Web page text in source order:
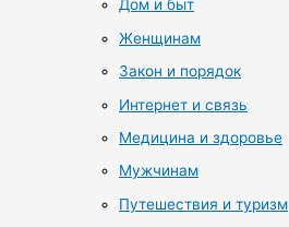
Дом и быт
Женщинам
Закон и порядок
Интернет и связь
Медицина и здоровье
Мужчинам
Путешествия и туризм